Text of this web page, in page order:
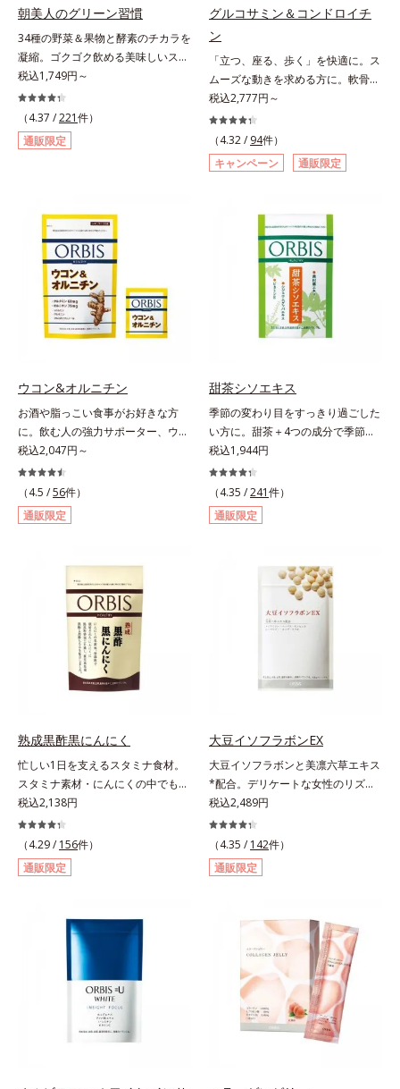
朝美人のグリーン習慣
34種の野菜＆果物と酵素のチカラを
凝縮。ゴクゴク飲める美味しいスム
ージーでスッキリ生活をサポート。
酵素と野菜＆果物のパワーで、スッ
キリ生活を応援する、粉末状の酵素
スムージーです。赤米や大麦などの
9種の素材を、黒・黄・白の3種の麹
ド・ウィートグラスや緑黄色野菜な
ど、厳選した34種の野菜と果物もた
っぷり入っており、いろいろな素材
を手軽に摂取できます。やすらぎの
ローズマリーとペパーミントの2種
のハーブも入っています。豆乳また
は水と混ぜるだけの簡単スムージー
税込1,749円～
（4.37 /221件）
通販限定
グルコサミン＆コンドロイチ
ン
「立つ、座る、歩く」を快適に。ス
ムーズな動きを求める方に。軟骨の
構成成分のもととなるグルコサミン
は体内でも作られますが、加齢とと
もに分解が進行してしまいます。そ
こで、オルビスは軟骨成分にこだわ
りました。6粒中にグルコサミンを
るサメの軟骨成分のコンドロイチン
硫酸を120mg配合。ふしぶしに大
切なⅡ型コラーゲンをプラスし、ス
ムーズな動きをサポートします。そ
れらに加え、ハス胚芽エキス、生姜
エキスも配合。女性想いのサポート
植物素材で、毎日の快適をサポート
します。飲みやすさにもこだわりま
ることにより特有臭を軽減。粒も小
さくなっています。年齢を重ねても
ハツラツと歩きたい方、よくスポー
ツをする方にもおすすめです。ふし
ぶしが気になったら、軟骨成分に注
目し、毎日に摂り入れて快適に過ご
してみませんか。
税込2,777円～
（4.32 / 94件）
キャンペーン
通販限定
ウコン&オルニチン
お酒や脂っこい食事がお好きな方
に。飲む人の強力サポーター、ウコ
ンの中でも特有成分「クルクミン」
を豊富に含む秋ウコンを使用しまし
た。2粒で60mｇも摂れるので、翌
日も朝からさわやかに活動できま
す。さらに、ウコンと並んで飲む人
「オルニチン」を配合しました。し
じみ約200個分*相当のオルニチン
が、アルギニン、シトルリンととも
に働いて、内側からの立ち直りをし
っかりサポートします。お酒や脂っ
こい食事をした翌日の体調を整えた
い方におすすめのサプリメントで
す。＊オルビス調べ
税込2,047円～
（4.5 /56件）
通販限定
甜茶シソエキス
季節の変わり目をすっきり過ごした
い方に。甜茶＋4つの成分で季節に
負けない健康づくりを。GODポリ
フェノールを含むバラ科の甜茶に加
え、3種の植物成分（シソ種子エキ
ス、シジュウムグァバエキス、黄杞
葉エキス）とビタミンEを配合しま
作用。眠くなることもないので、仕
事はもちろん車を運転するときにも
大丈夫。いつでも気軽に摂れます。
気になる不快感に直接アプローチし
開けるのがコワイ」「ティッシュと
マスクが手放せない」「買い物に行
スメです。
税込1,944円
（4.35 /241件）
通販限定
熟成黒酢黒にんにく
忙しい1日を支えるスタミナ食材。
スタミナ素材・にんにくの中でも良
質で知られる青森県産の「福地ホワ
イト六片」を発酵・熟成させること
で、生にんにく時よりポリフェノー
ルやアミノ酸量をぐんとパワーアッ
プさせました。さらに、へとへと対
豊富）と黒酢の副産物“もろみ”（ビ
タミン類を贅沢に含む）の2つを配
合し、元気を底上げします。また、
ソフトカプセルを採用しニオイを閉
じ込め、ローズマリー抽出物を配合
することで、飲む時も飲んだ後も臭
わず爽やかにカバーします。
税込2,138円
（4.29 / 156件）
通販限定
大豆イソフラボンEX
大豆イソフラボンと美凛六草エキス
*配合。デリケートな女性のリズム
とバランスをサポート！。女性のカ
ラダは自分で思うよりもずっとデリ
ケート。不安定になりがちな女性の
身体の働きを助け、健康バランスを
サポートするサプリメントです。1
40mg（アグリコン換算25mg）と
和漢植物「美凛六草エキス」を
100mg配合。大豆イソフラボン
は、大豆に含まれるポリフェノール
の一種で、豆腐半丁分に相当する量
を配合しています。美凛六草エキス
とは、花茶の代表的な原料、メイク
含むローズマリーなど古来より伝わ
税込2,489円
（4.35 / 142件）
通販限定